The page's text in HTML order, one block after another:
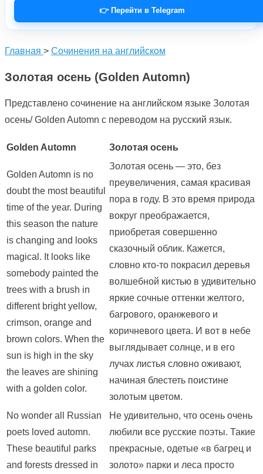
👉 Перейти в Telegram
Главная > Сочинения на английском
Золотая осень (Golden Automn)
Представлено сочинение на английском языке Золотая
осень/ Golden Automn с переводом на русский язык.
Golden Automn Золотая осень
Golden Automn is no
doubt the most beautiful
time of the year. During
this season the nature
is changing and looks
magical. It looks like
somebody painted the
trees with a brush in
different bright yellow,
crimson, orange and
brown colors. When the
sun is high in the sky
the leaves are shining
with a golden color.
Золотая осень — это, без
преувеличения, самая красивая
пора в году. В это время природа
вокруг преображается,
приобретая совершенно
сказочный облик. Кажется,
словно кто-то покрасил деревья
волшебной кистью в удивительно
яркие сочные оттенки желтого,
багрового, оранжевого и
коричневого цвета. И вот в небе
выглядывает солнце, и в его
лучах листья словно оживают,
начиная блестеть поистине
золотым цветом.
No wonder all Russian
poets loved automn.
These beautiful parks
and forests dressed in
Не удивительно, что осень очень
любили все русские поэты. Такие
прекрасные, одетые «в багрец и
золото» парки и леса просто